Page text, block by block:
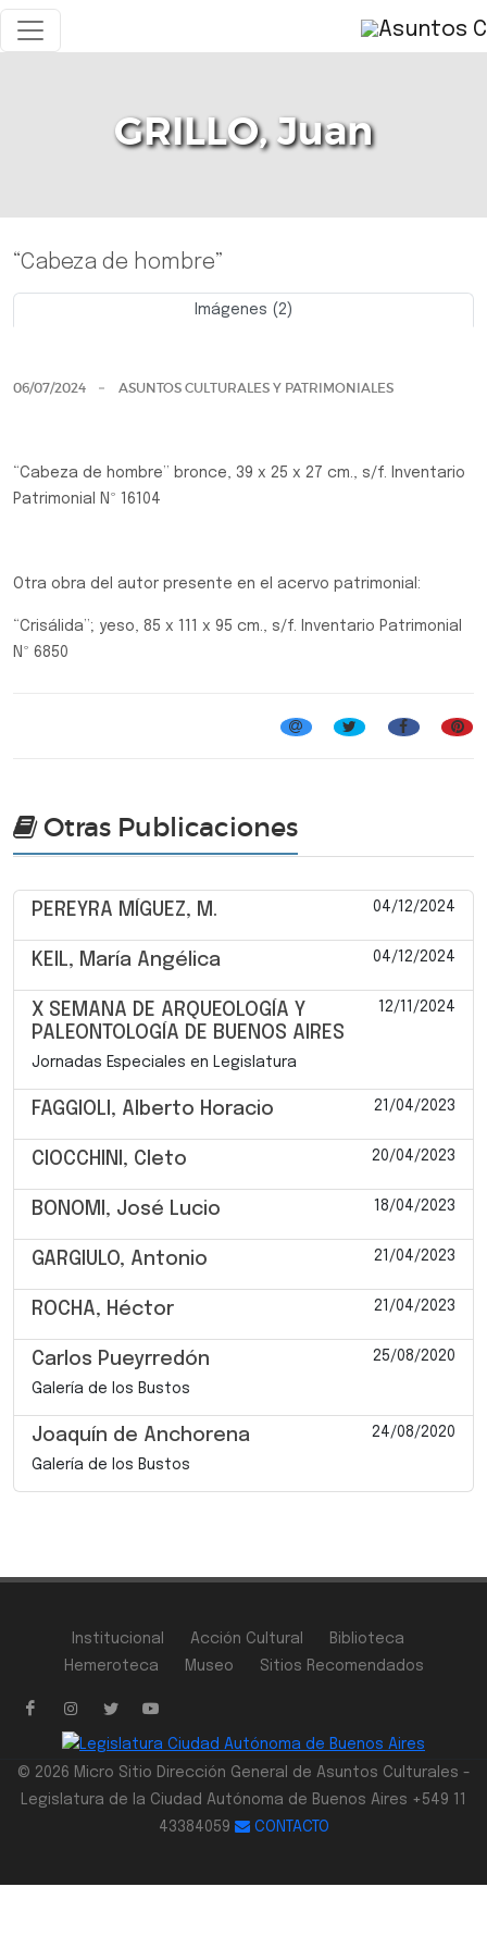
GRILLO, Juan
“Cabeza de hombre”
Imágenes (2)
06/07/2024 ASUNTOS CULTURALES Y PATRIMONIALES
“Cabeza de hombre” bronce, 39 x 25 x 27 cm., s/f. Inventario
Patrimonial Nº 16104
Otra obra del autor presente en el acervo patrimonial:
“Crisálida”; yeso, 85 x 111 x 95 cm., s/f. Inventario Patrimonial
Nº 6850
Otras Publicaciones
PEREYRA MÍGUEZ, M. 04/12/2024
KEIL, María Angélica 04/12/2024
X SEMANA DE ARQUEOLOGÍA Y
PALEONTOLOGÍA DE BUENOS AIRES
12/11/2024
Jornadas Especiales en Legislatura
FAGGIOLI, Alberto Horacio 21/04/2023
CIOCCHINI, Cleto 20/04/2023
BONOMI, José Lucio 18/04/2023
GARGIULO, Antonio 21/04/2023
ROCHA, Héctor 21/04/2023
Carlos Pueyrredón 25/08/2020
Galería de los Bustos
Joaquín de Anchorena 24/08/2020
Galería de los Bustos
Institucional Acción Cultural
Biblioteca
Hemeroteca
Museo Sitios Recomendados
© 2026 Micro Sitio Dirección General de Asuntos Culturales -
Legislatura de la Ciudad Autónoma de Buenos Aires +549 11
43384059
CONTACTO